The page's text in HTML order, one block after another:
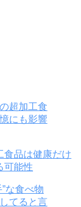
食品は健康だけ
可能性